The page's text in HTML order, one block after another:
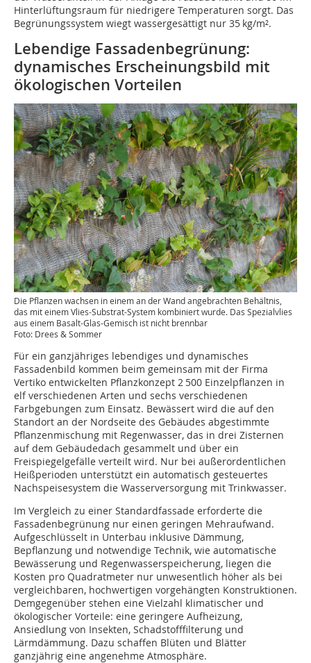
Hinterlüftungsraum für niedrigere Temperaturen sorgt. Das
Begrünungssystem wiegt wassergesättigt nur 35 kg/m².
Lebendige Fassadenbegrünung:
dynamisches Erscheinungsbild mit
ökologischen Vorteilen
Die Pflanzen wachsen in einem an der Wand angebrachten Behältnis,
das mit einem Vlies-Substrat-System kombiniert wurde. Das Spezialvlies
aus einem Basalt-Glas-Gemisch ist nicht brennbar
Foto: Drees & Sommer
Für ein ganzjähriges lebendiges und dynamisches
Fassadenbild kommen beim gemeinsam mit der Firma
Vertiko entwickelten Pflanzkonzept 2 500 Einzelpflanzen in
elf verschiedenen Arten und sechs verschiedenen
Farbgebungen zum Einsatz. Bewässert wird die auf den
Standort an der Nordseite des Gebäudes abgestimmte
Pflanzenmischung mit Regenwasser, das in drei Zisternen
auf dem Gebäudedach gesammelt und über ein
Freispiegelgefälle verteilt wird. Nur bei außerordentlichen
Heißperioden unterstützt ein automatisch gesteuertes
Nachspeisesystem die Wasserversorgung mit Trinkwasser.
Im Vergleich zu einer Standardfassade erforderte die
Fassadenbegrünung nur einen geringen Mehraufwand.
Aufgeschlüsselt in Unterbau inklusive Dämmung,
Bepflanzung und notwendige Technik, wie automatische
Bewässerung und Regenwasserspeicherung, liegen die
Kosten pro Quadratmeter nur unwesentlich höher als bei
vergleichbaren, hochwertigen vorgehängten Konstruktionen.
Demgegenüber stehen eine Vielzahl klimatischer und
ökologischer Vorteile: eine geringere Aufheizung,
Ansiedlung von Insekten, Schadstofffilterung und
Lärmdämmung. Dazu schaffen Blüten und Blätter
ganzjährig eine angenehme Atmosphäre.